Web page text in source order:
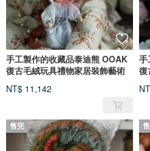
手工製作的收藏品泰迪熊 OOAK
復古毛絨玩具禮物家居裝飾藝術
NT$ 11,142
手
復
售完